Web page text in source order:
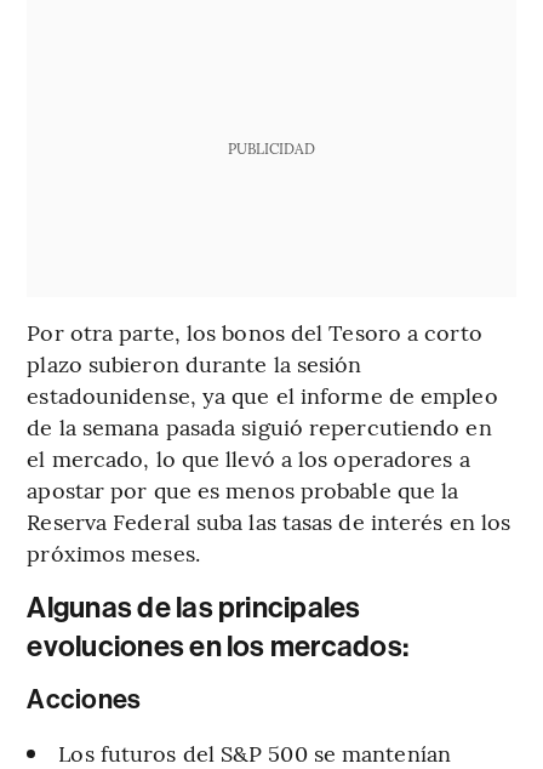
PUBLICIDAD
Por otra parte, los bonos del Tesoro a corto
plazo subieron durante la sesión
estadounidense, ya que el informe de empleo
de la semana pasada siguió repercutiendo en
el mercado, lo que llevó a los operadores a
apostar por que es menos probable que la
Reserva Federal suba las tasas de interés en los
próximos meses.
Algunas de las principales
evoluciones en los mercados:
Acciones
Los futuros del S&P 500 se mantenían